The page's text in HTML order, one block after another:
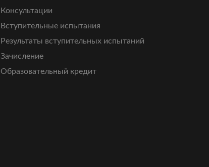
Консультации
Вступительные испытания
Результаты вступительных испытаний
Зачисление
Образовательный кредит